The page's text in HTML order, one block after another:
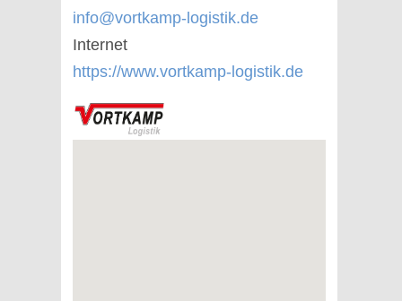
info@vortkamp-logistik.de
Internet
https://www.vortkamp-logistik.de